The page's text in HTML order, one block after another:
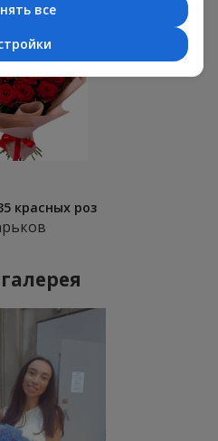
красных роз
все